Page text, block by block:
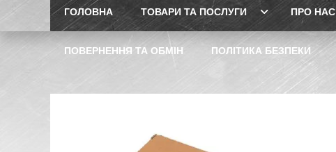
ГОЛОВНА ТОВАРИ ТА ПОСЛУГИ ПРО НАС
ПОВЕРНЕННЯ ТА ОБМІН ПОЛІТИКА БЕЗПЕКИ